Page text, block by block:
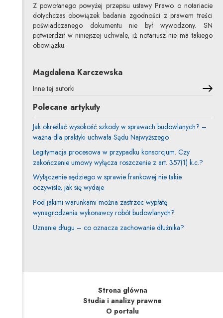
Z powołanego powyżej przepisu ustawy Prawo o notariacie
dotychczas obowiązek badania zgodności z prawem treści
poświadczanego dokumentu nie był wywodzony. SN
potwierdził w niniejszej uchwale, iż notariusz nie ma takiego
obowiązku.
Magdalena Karczewska
Inne tej autorki
Polecane artykuły
Jak określać wysokość szkody w sprawach budowlanych? –
ważna dla praktyki uchwała Sądu Najwyższego
Legitymacja procesowa w przypadku konsorcjum. Czy
zakończenie umowy wyłącza roszczenie z art. 357(1) k.c.?
Wyłączenie sędziego w sprawie frankowej nie takie
oczywiste, jak się wydaje
Pod jakimi warunkami można zastrzec wypłatę
wynagrodzenia wykonawcy robót budowlanych?
Uznanie długu – co oznacza zachowanie dłużnika?
Strona główna
Studia i analizy prawne
O portalu